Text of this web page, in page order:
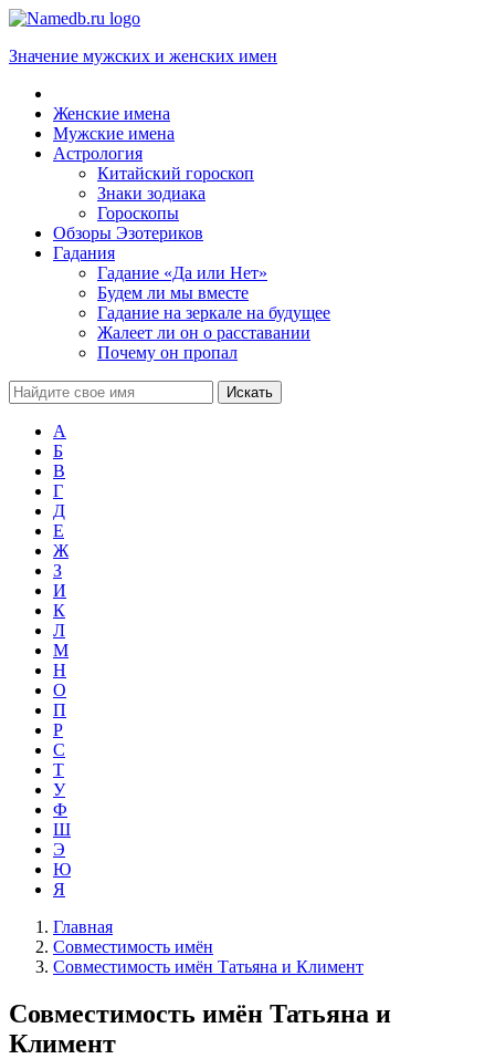
Значение мужских и женских имен
Женские имена
Мужские имена
Астрология
Китайский гороскоп
Знаки зодиака
Гороскопы
Обзоры Эзотериков
Гадания
Гадание «Да или Нет»
Будем ли мы вместе
Гадание на зеркале на будущее
Жалеет ли он о расставании
Почему он пропал
А
Б
В
Г
Д
Е
Ж
З
И
К
Л
М
Н
О
П
Р
С
Т
У
Ф
Ш
Э
Ю
Я
Главная
Совместимость имён
Совместимость имён Татьяна и Климент
Совместимость имён Татьяна и
Климент